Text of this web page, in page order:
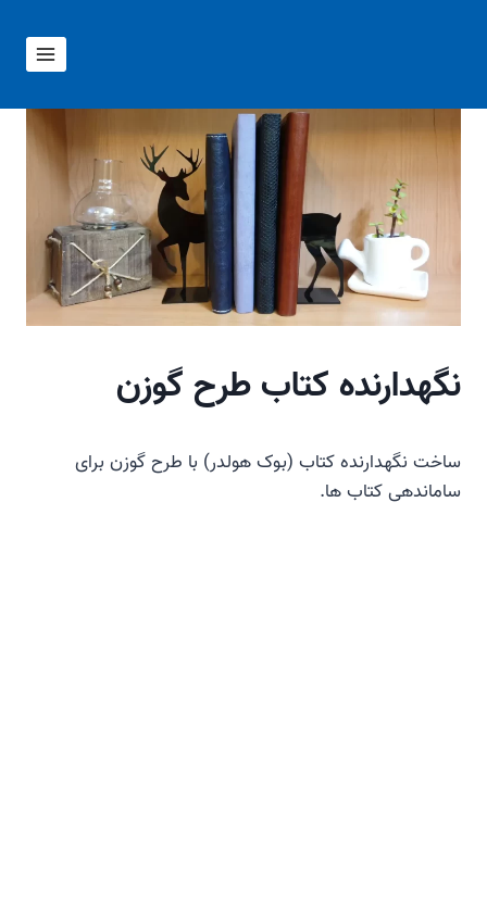
نگهدارنده کتاب طرح گوزن
ساخت نگهدارنده کتاب (بوک هولدر) با طرح گوزن برای
ساماندهی کتاب ها.